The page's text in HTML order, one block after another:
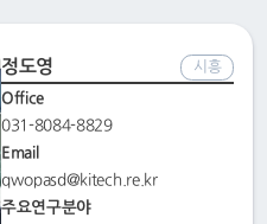
정도영 시흥
Office
031-8084-8829
Email
qwopasd@kitech.re.kr
주요연구분야